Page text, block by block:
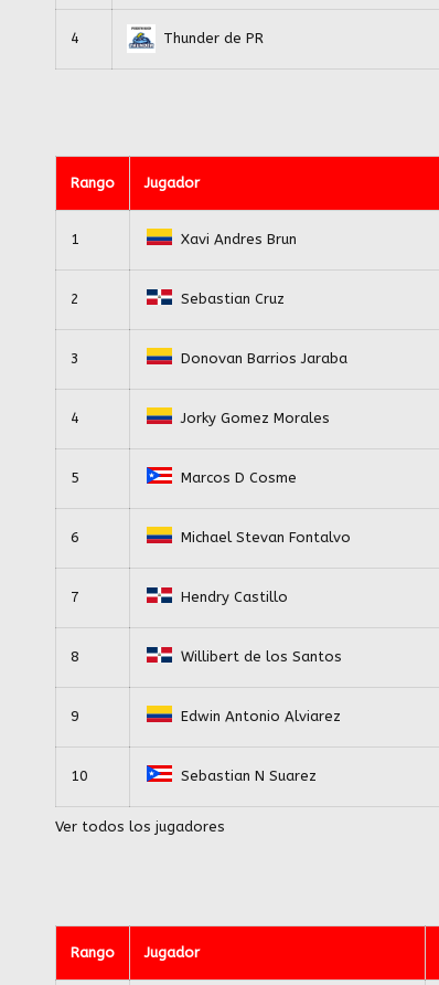
4 Thunder de PR
Rango Jugador
1 Xavi Andres Brun
2 Sebastian Cruz
3 Donovan Barrios Jaraba
4 Jorky Gomez Morales
5 Marcos D Cosme
6 Michael Stevan Fontalvo
7 Hendry Castillo
8 Willibert de los Santos
9 Edwin Antonio Alviarez
10 Sebastian N Suarez
Ver todos los jugadores
Rango Jugador